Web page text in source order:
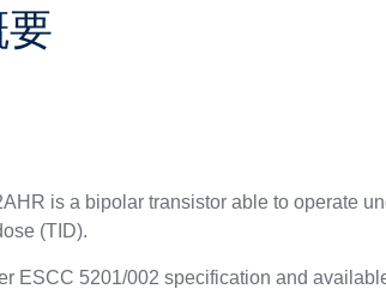
is a bipolar transistor able to operate
(TID).
ESCC 5201/002 specification and